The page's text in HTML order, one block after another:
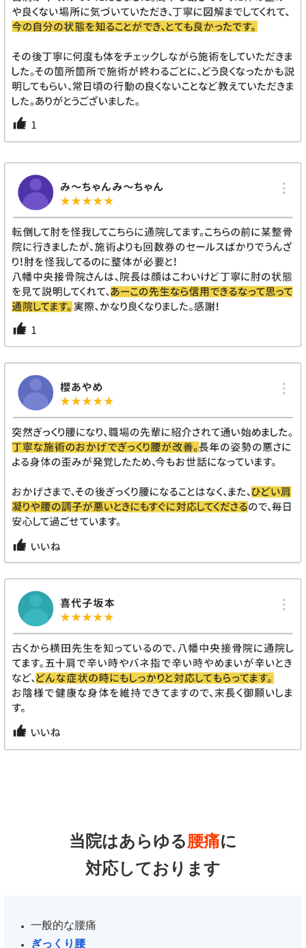
当院はあらゆる腰痛に
対応しております
一般的な腰痛
ぎっくり腰